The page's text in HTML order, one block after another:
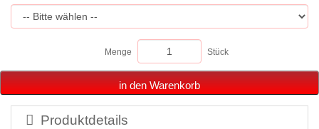
Menge Stück
in den Warenkorb
Produktdetails